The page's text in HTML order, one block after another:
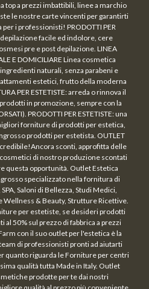
top a prezzi imbattibili, linee a marchio
le nostre carte vincenti per garantirti
i professionisti! PRODOTTI PER
depilazione facile ed indolore, cere
pre e post depilazione. LINEA
E DOMICILIARE Linea cosmetica
naturali, senza parabeni e
estetici, frutto della moderna
PER ESTETISTE: arreda o rinnova il
in promozione, sempre con la
PRODOTTI PER ESTETISTE: una
forniture di prodotti per estetica,
prodotti per estetista. OUTLET
sconti, approfitta delle
di nostro produzione scontati
questa opportunità. Outlet Estetica
specializzato nella fornitura di
Saloni di Bellezza, Studi Medici,
& Beauty, Strutture Ricettive.
per estetiste, se desideri prodotti
al 50% sul prezzo di fabbrica a prezzi
con il suo outlet per l'estetica è la
di professionisti pronti ad aiutarti
quanto riguarda le Forniture per centri
qualità tutta Made in Italy. Outlet
prodotte per te dai nostri